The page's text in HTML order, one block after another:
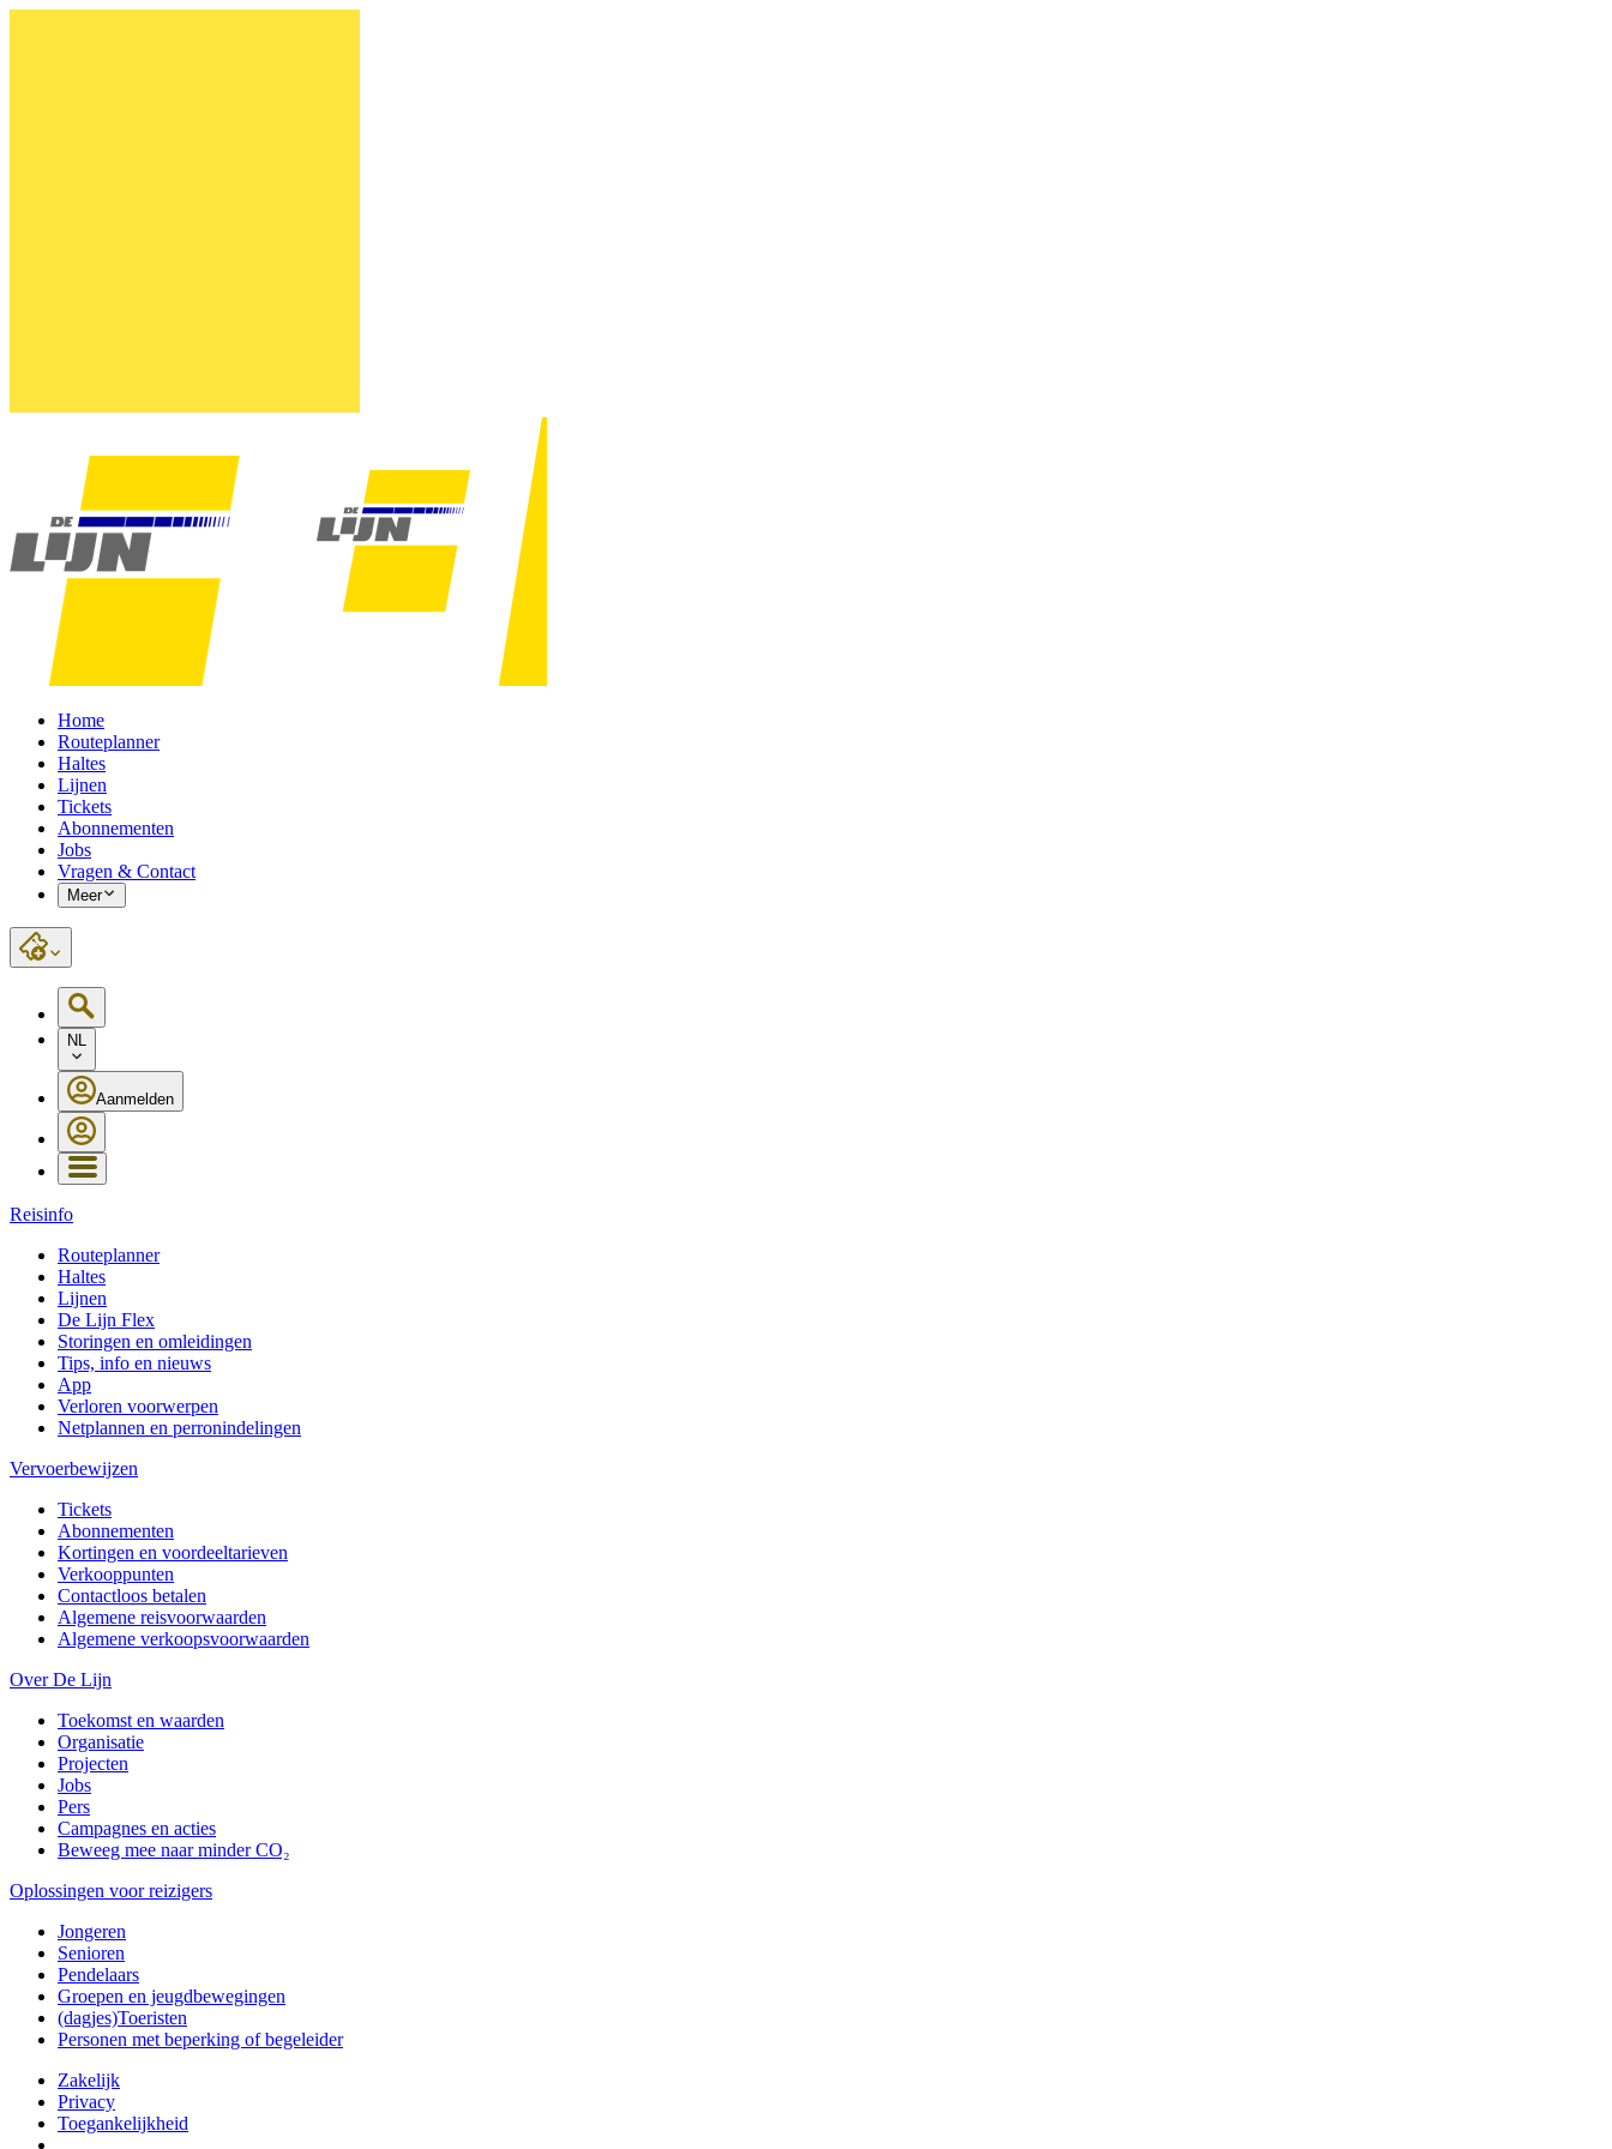
Home
Routeplanner
Haltes
Lijnen
Tickets
Abonnementen
Jobs
Vragen & Contact
Meer
NL
Aanmelden
Reisinfo
Routeplanner
Haltes
Lijnen
De Lijn Flex
Storingen en omleidingen
Tips, info en nieuws
App
Verloren voorwerpen
Netplannen en perronindelingen
Vervoerbewijzen
Tickets
Abonnementen
Kortingen en voordeeltarieven
Verkooppunten
Contactloos betalen
Algemene reisvoorwaarden
Algemene verkoopsvoorwaarden
Over De Lijn
Toekomst en waarden
Organisatie
Projecten
Jobs
Pers
Campagnes en acties
Beweeg mee naar minder CO₂
Oplossingen voor reizigers
Jongeren
Senioren
Pendelaars
Groepen en jeugdbewegingen
(dagjes)Toeristen
Personen met beperking of begeleider
Zakelijk
Privacy
Toegankelijkheid